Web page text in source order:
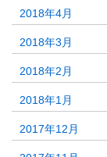
2018年4月
2018年3月
2018年2月
2018年1月
2017年12月